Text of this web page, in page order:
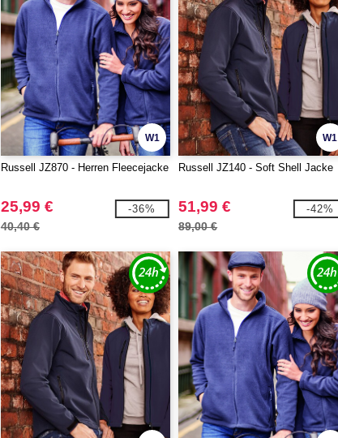
W1
Russell JZ870 - Herren Fleecejacke
25,99 €
40,40 €
-36%
W1
Russell JZ140 - Soft Shell Jacke
51,99 €
89,00 €
-42%